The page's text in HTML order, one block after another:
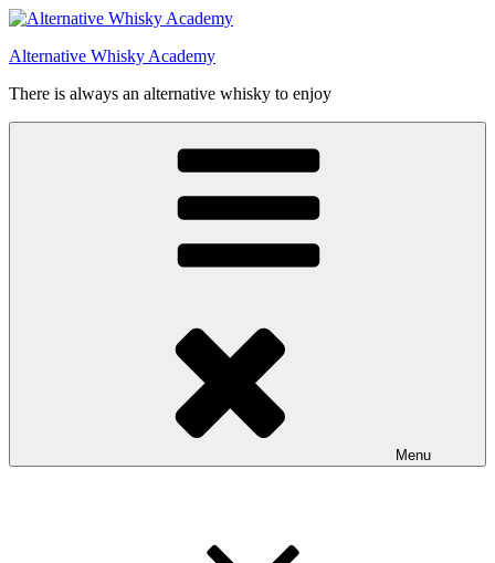
Videre
indhold
Alternative Whisky Academy
There is always an alternative whisky to enjoy
Menu